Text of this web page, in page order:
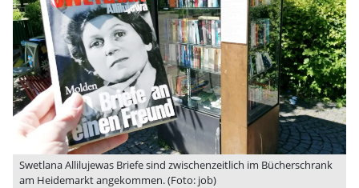
Swetlana Allilujewas Briefe sind zwischenzeitlich im Bücherschrank
am Heidemarkt angekommen. (Foto: job)